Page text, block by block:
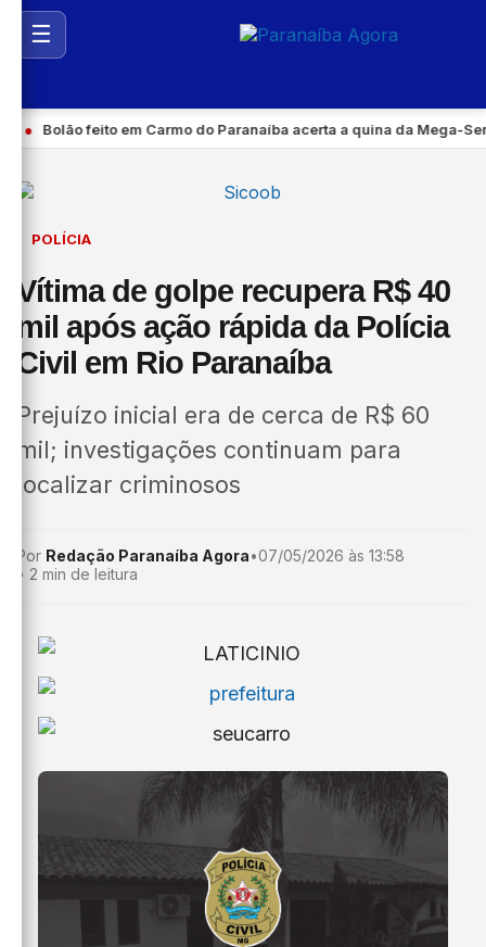
☰
Bolão feito em Carmo do Paranaíba acerta a quina da Mega-Sena e
POLÍCIA
Vítima de golpe recupera R$ 40
mil após ação rápida da Polícia
Civil em Rio Paranaíba
Prejuízo inicial era de cerca de R$ 60
mil; investigações continuam para
localizar criminosos
Por Redação Paranaíba Agora•07/05/2026 às 13:58
• 2 min de leitura